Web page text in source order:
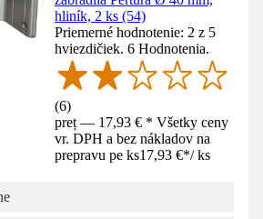
hliník, 2 ks (54)
Priemerné hodnotenie: 2 z 5
hviezdičiek. 6 Hodnotenia.
(6)
preț — 17,93 € * Všetky ceny
vr. DPH a bez nákladov na
prepravu pe ks17,93 €*/ ks